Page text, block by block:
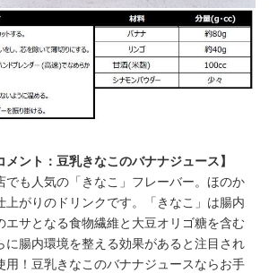
メント：豆乳きなこのバナナジュース】
でも人気の「きなこ」フレーバー。ほのか
上がりのドリンクです。「きなこ」は腸内
エサとなる食物繊維と大豆オリゴ糖を含む
に腸内環境を整える効果があると注目され
用！豆乳きなこのバナナジュースならお手